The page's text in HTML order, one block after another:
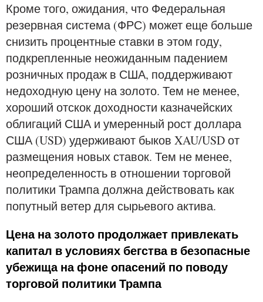
Кроме того, ожидания, что Федеральная
резервная система (ФРС) может еще больше
снизить процентные ставки в этом году,
подкрепленные неожиданным падением
розничных продаж в США, поддерживают
недоходную цену на золото. Тем не менее,
хороший отскок доходности казначейских
облигаций США и умеренный рост доллара
США (USD) удерживают быков XAU/USD от
размещения новых ставок. Тем не менее,
неопределенность в отношении торговой
политики Трампа должна действовать как
попутный ветер для сырьевого актива.
Цена на золото продолжает привлекать
капитал в условиях бегства в безопасные
убежища на фоне опасений по поводу
торговой политики Трампа